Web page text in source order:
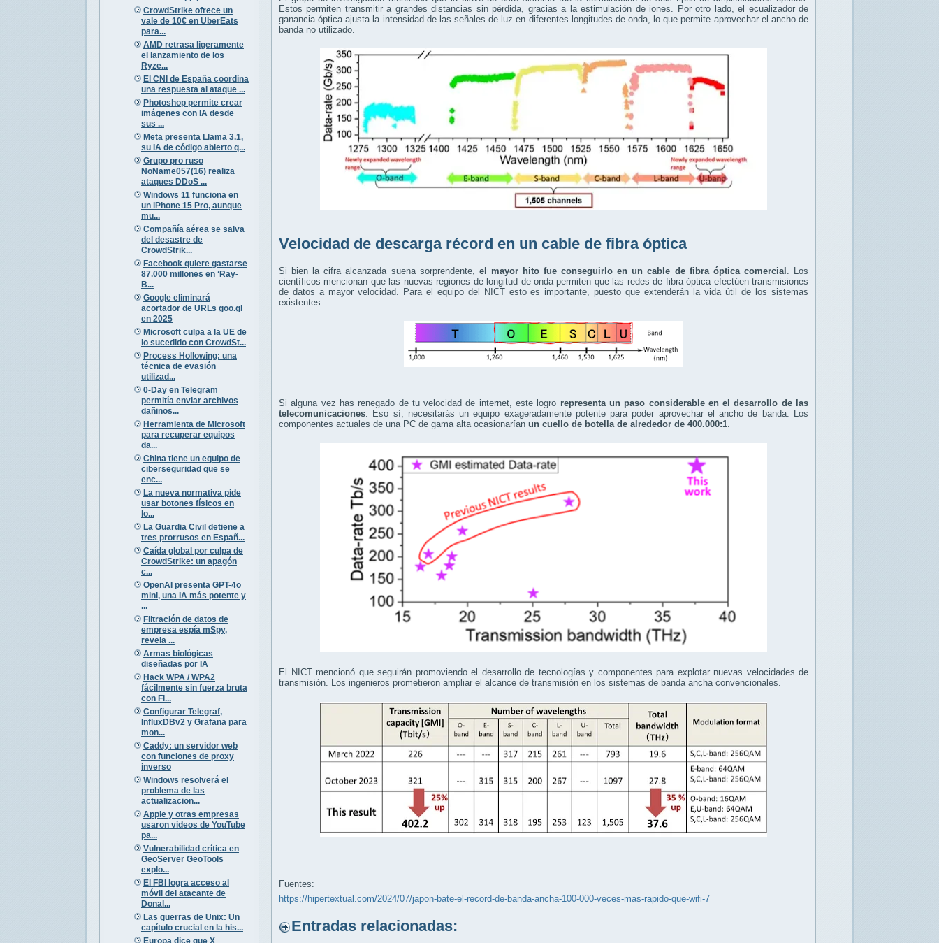
CrowdStrike ofrece un
vale de 10€ en UberEats
para...
AMD retrasa ligeramente
el lanzamiento de los
Ryze...
El CNI de España coordina
una respuesta al ataque ...
Photoshop permite crear
imágenes con IA desde
sus ...
Meta presenta Llama 3.1,
su IA de código abierto q...
Grupo pro ruso
NoName057(16) realiza
ataques DDoS ...
Windows 11 funciona en
un iPhone 15 Pro, aunque
mu...
Compañía aérea se salva
del desastre de
CrowdStrik...
Facebook quiere gastarse
87.000 millones en ‘Ray-
B...
Google eliminará
acortador de URLs goo.gl
en 2025
Microsoft culpa a la UE de
lo sucedido con CrowdSt...
Process Hollowing: una
técnica de evasión
utilizad...
0-Day en Telegram
permitía enviar archivos
dañinos...
Herramienta de Microsoft
para recuperar equipos
da...
China tiene un equipo de
ciberseguridad que se
enc...
La nueva normativa pide
usar botones físicos en
lo...
La Guardia Civil detiene a
tres prorrusos en Españ...
Caída global por culpa de
CrowdStrike: un apagón
c...
OpenAI presenta GPT-4o
mini, una IA más potente y
...
Filtración de datos de
empresa espía mSpy,
revela ...
Armas biológicas
diseñadas por IA
Hack WPA / WPA2
fácilmente sin fuerza bruta
con Fl...
Configurar Telegraf,
InfluxDBv2 y Grafana para
mon...
Caddy: un servidor web
con funciones de proxy
inverso
Windows resolverá el
problema de las
actualizacion...
Apple y otras empresas
usaron videos de YouTube
pa...
Vulnerabilidad crítica en
GeoServer GeoTools
explo...
El FBI logra acceso al
móvil del atacante de
Donal...
Las guerras de Unix: Un
capítulo crucial en la his...
Europa dice que X
Estos permiten transmitir a grandes distancias sin pérdida, gracias a la estimulación de iones. Por otro lado, el ecualizador de
ganancia óptica ajusta la intensidad de las señales de luz en diferentes longitudes de onda, lo que permite aprovechar el ancho de
banda no utilizado.
Velocidad de descarga récord en un cable de fibra óptica
Si bien la cifra alcanzada suena sorprendente, el mayor hito fue conseguirlo en un cable de fibra óptica comercial
. Los
científicos mencionan que las nuevas regiones de longitud de onda permiten que las redes de fibra óptica efectúen transmisiones
de datos a mayor velocidad. Para el equipo del NICT esto es importante, puesto que extenderán la vida útil de los sistemas
existentes.
Si alguna vez has renegado de tu velocidad de internet, este logro representa un paso considerable en el desarrollo de las
telecomunicaciones. Eso sí, necesitarás un equipo exageradamente potente para poder aprovechar el ancho de banda. Los
componentes actuales de una PC de gama alta ocasionarían un cuello de botella de alrededor de 400.000:1.
El NICT mencionó que seguirán promoviendo el desarrollo de tecnologías y componentes para explotar nuevas velocidades de
transmisión. Los ingenieros prometieron ampliar el alcance de transmisión en los sistemas de banda ancha convencionales.
Fuentes:
https://hipertextual.com/2024/07/japon-bate-el-record-de-banda-ancha-100-000-veces-mas-rapido-que-wifi-7
Entradas relacionadas: